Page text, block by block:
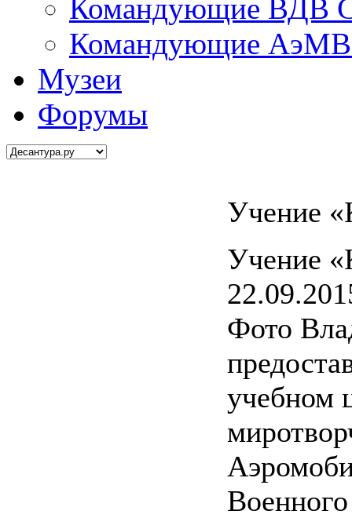
Командующие ВДВ
Командующие АэМВ
Музеи
Форумы
Учение
Учение
Фото
учебном